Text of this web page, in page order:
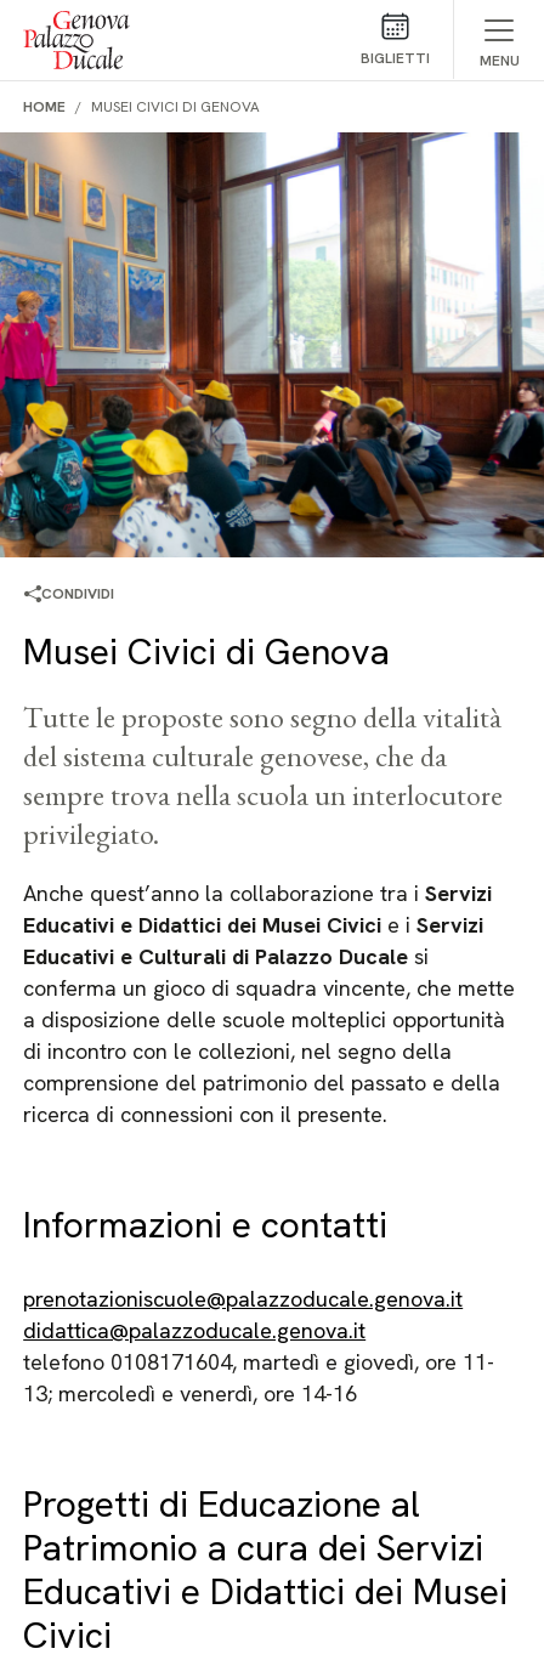
Salta al contenuto
BIGLIETTI MENU
HOME MUSEI CIVICI DI GENOVA
CONDIVIDI
Musei Civici di Genova
Tutte le proposte sono segno della vitalità
del sistema culturale genovese, che da
sempre trova nella scuola un interlocutore
privilegiato.
Anche quest’anno la collaborazione tra iServizi
Educativi e Didattici dei Musei Civici e iServizi
Educativi e Culturali di Palazzo Ducale si
conferma un gioco di squadra vincente, che mette
a disposizione delle scuole molteplici opportunità
di incontro con le collezioni, nel segno della
comprensione del patrimonio del passato e della
ricerca di connessioni con il presente.
Informazioni e contatti
prenotazioniscuole@palazzoducale.genova.it
didattica@palazzoducale.genova.it
telefono 0108171604, martedì e giovedì, ore 11-
13; mercoledì e venerdì, ore 14-16
Progetti di Educazione al
Patrimonio a cura dei Servizi
Educativi e Didattici dei Musei
Civici